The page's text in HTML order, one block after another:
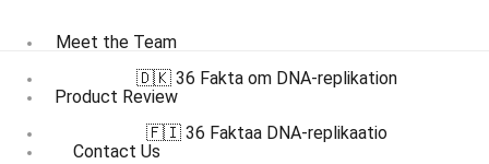
Meet the Team
Product Review
Contact Us
🇩🇰 36 Fakta om DNA-replikation
🇫🇮 36 Faktaa DNA-replikaatio